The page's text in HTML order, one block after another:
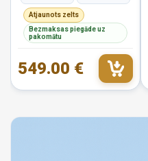
Atjaunots zelts
Bezmaksas piegāde uz
pakomātu
549.00 €